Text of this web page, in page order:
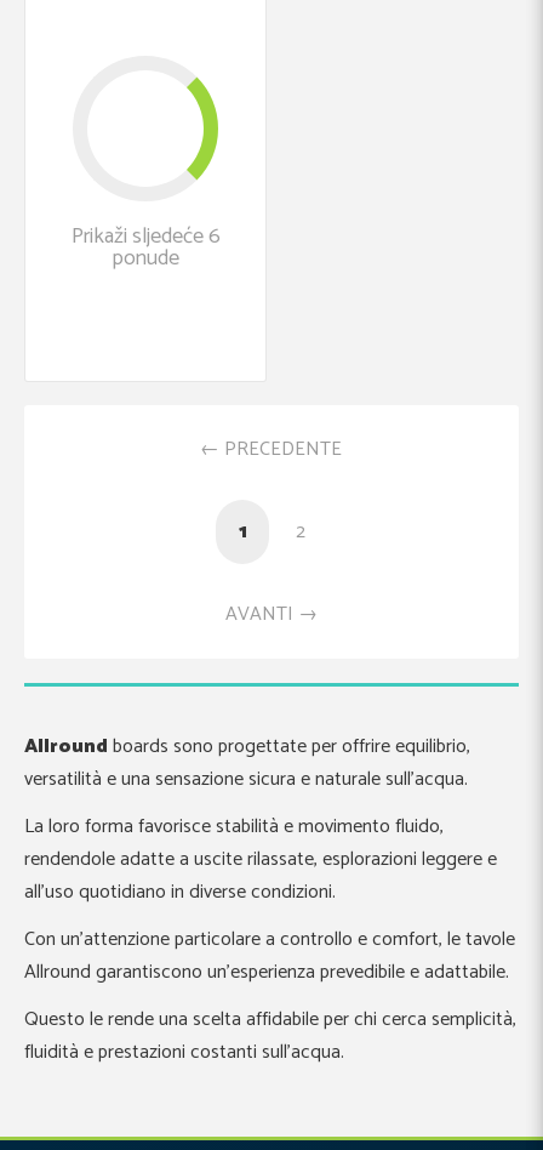
Prikaži sljedeće 6
ponude
PRECEDENTE
1 2
AVANTI
Allroundboards sono progettate per offrire equilibrio,
versatilità e una sensazione sicura e naturale sull’acqua.
La loro forma favorisce stabilità e movimento fluido,
rendendole adatte a uscite rilassate, esplorazioni leggere e
all’uso quotidiano in diverse condizioni.
Con un’attenzione particolare a controllo e comfort, le tavole
Allround garantiscono un’esperienza prevedibile e adattabile.
Questo le rende una scelta affidabile per chi cerca semplicità,
fluidità e prestazioni costanti sull’acqua.